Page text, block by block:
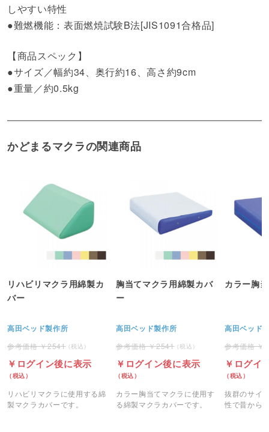
しやすい特性
●難燃機能：表面燃焼試験B法[JIS1091合格品]
【商品スペック】
●サイズ／幅約34、奥行約16、高さ約9cm
●重量／約0.5kg
かどまるマクラの関連商品
リハビリマクラ用綿製カ
バー
高田ベッド製作所
2541
ログイン後に表示
リハビリマクラに使用する綿
製マクラカバーです。
胸当てマクラ用綿製カバ
ー
高田ベッド製作所
2541
ログイン後に表示
カラー胸当てマクラに使用す
る綿製マクラカバーです。
カラー胸
高田ベッド
ログイ
抜群のサイ
性で昔から